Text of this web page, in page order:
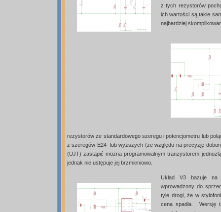
z tych rezystorów
ich wartości są takie
najbardziej
rezystorów ze standardowego szeregu i potencjometru lub
z szeregów E24 lub wyższych (ze względu na precyzję
(UJT) zastąpić można programowalnym tranzystorem
jednak nie ustępuje jej brzmieniowo.
Układ V3 bazuje na
wprowadzony do
tyle drogi, że w
cena spadła. Wersję